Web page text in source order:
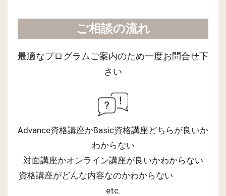
ご相談の流れ
最適なプログラムご案内のため一度お問合せ下
さい
Advance資格講座かBasic資格講座どちらが良いか
わからない
対面講座かオンライン講座が良いかわからない
資格講座がどんな内容なのかわからない
etc.